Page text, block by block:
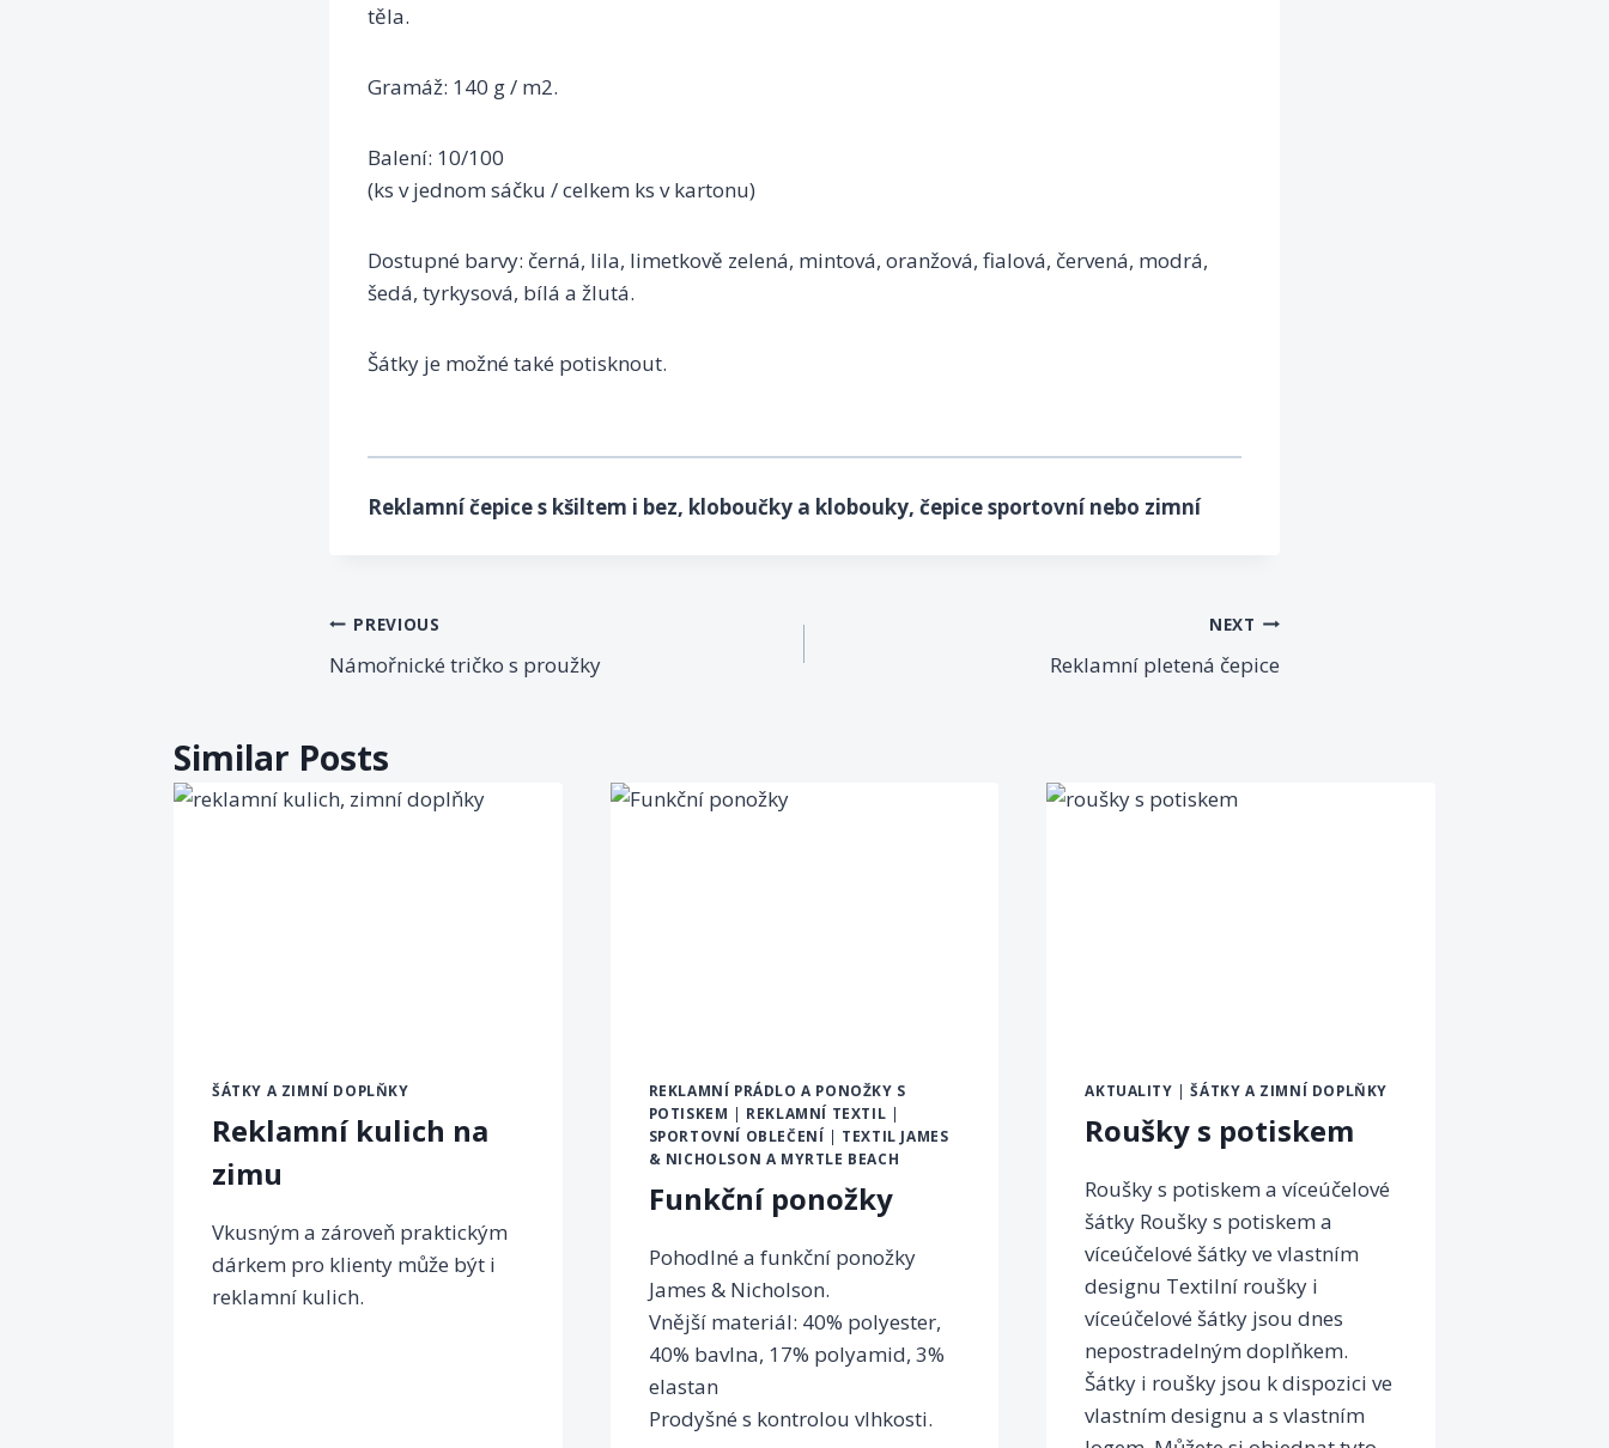
těla.
Gramáž: 140 g / m2.
Balení: 10/100
(ks v jednom sáčku / celkem ks v kartonu)
Dostupné barvy: černá, lila, limetkově zelená, mintová, oranžová, fialová, červená, modrá,
šedá, tyrkysová, bílá a žlutá.
Šátky je možné také potisknout.
Reklamní čepice s kšiltem i bez, kloboučky a klobouky, čepice sportovní nebo zimní
PREVIOUS
Námořnické tričko s proužky
NEXT
Reklamní pletená čepice
Similar Posts
ŠÁTKY A ZIMNÍ DOPLŇKY
Reklamní kulich na
zimu
Vkusným a zároveň praktickým
dárkem pro klienty může být i
reklamní kulich.
REKLAMNÍ PRÁDLO A PONOŽKY S
POTISKEM | REKLAMNÍ TEXTIL |
SPORTOVNÍ OBLEČENÍ | TEXTIL JAMES
& NICHOLSON A MYRTLE BEACH
Funkční ponožky
Pohodlné a funkční ponožky
James & Nicholson.
Vnější materiál: 40% polyester,
40% bavlna, 17% polyamid, 3%
elastan
Prodyšné s kontrolou vlhkosti.
AKTUALITY |ŠÁTKY A ZIMNÍ DOPLŇKY
Roušky s potiskem
Roušky s potiskem a víceúčelové
šátky Roušky s potiskem a
víceúčelové šátky ve vlastním
designu Textilní roušky i
víceúčelové šátky jsou dnes
nepostradelným doplňkem.
Šátky i roušky jsou k dispozici ve
vlastním designu a s vlastním